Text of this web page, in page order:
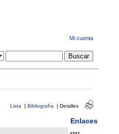
Mi cuenta
Lista | Bibliografía | Detalles
Enlaces